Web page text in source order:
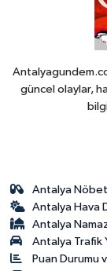
güncel olaylar,
Antalya
Antalya Hava
Antalya
Antalya Trafik
Puan Durumu